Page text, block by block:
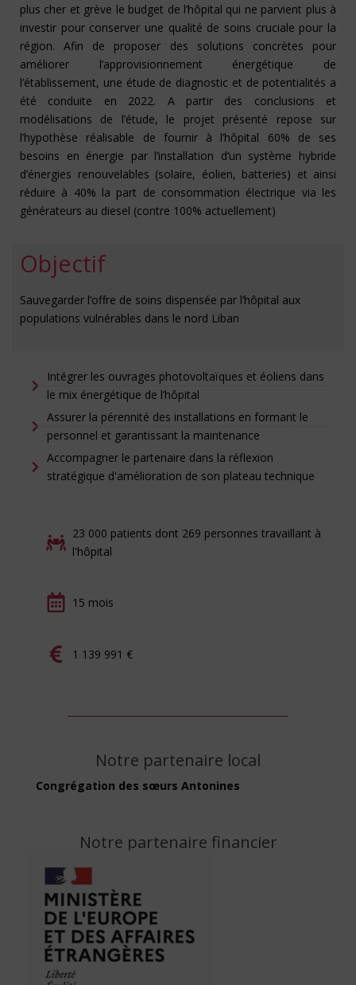
plus cher et grève le budget de l’hôpital qui ne parvient plus à
investir pour conserver une qualité de soins cruciale pour la
région. Afin de proposer des solutions concrètes pour
améliorer l’approvisionnement énergétique de
l’établissement, une étude de diagnostic et de potentialités a
été conduite en 2022. A partir des conclusions et
modélisations de l’étude, le projet présenté repose sur
l’hypothèse réalisable de fournir à l’hôpital 60% de ses
besoins en énergie par l’installation d’un système hybride
d’énergies renouvelables (solaire, éolien, batteries) et ainsi
réduire à 40% la part de consommation électrique via les
générateurs au diesel (contre 100% actuellement)
Objectif
Sauvegarder l’offre de soins dispensée par l’hôpital aux
populations vulnérables dans le nord Liban
Intégrer les ouvrages photovoltaïques et éoliens dans
le mix énergétique de l’hôpital
Assurer la pérennité des installations en formant le
personnel et garantissant la maintenance
Accompagner le partenaire dans la réflexion
stratégique d'amélioration de son plateau technique
23 000 patients dont 269 personnes travaillant à
l'hôpital
15 mois
1 139 991 €
Notre partenaire local
Congrégation des sœurs Antonines
Notre partenaire financier